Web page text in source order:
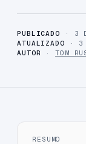
PUBLICADO · 3
ATUALIZADO · 3
AUTOR
·TOM
RESUMO